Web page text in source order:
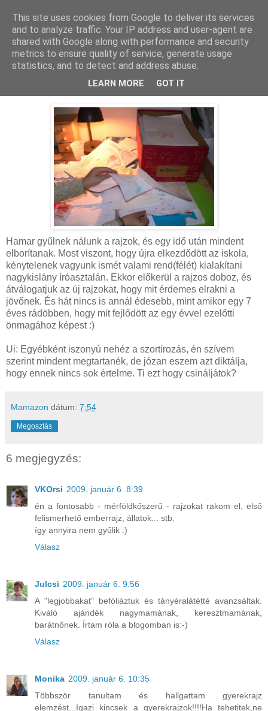
MAMAZON
2009. január 6., kedd
Pár gyerekrajz . . .
Hamar gyűlnek nálunk a rajzok, és egy idő után mindent
elborítanak. Most viszont, hogy újra elkezdődött az iskola,
kénytelenek vagyunk ismét valami rend(félét) kialakítani
nagykislány íróasztalán. Ekkor előkerül a rajzos doboz, és
átválogatjuk az új rajzokat, hogy mit érdemes elrakni a
jövőnek. És hát nincs is annál édesebb, mint amikor egy 7
éves rádöbben, hogy mit fejlődött az egy évvel ezelőtti
önmagához képest :)
Ui: Egyébként iszonyú nehéz a szortírozás, én szívem
szerint mindent megtartanék, de józan eszem azt diktálja,
hogy ennek nincs sok értelme. Ti ezt hogy csináljátok?
Mamazon dátum: 7:54
Megosztás
6 megjegyzés:
VKOrsi 2009. január 6. 8:39
én a fontosabb - mérföldkőszerű - rajzokat rakom el, első
felismerhető emberrajz, állatok... stb.
így annyira nem gyűlik :)
Válasz
Julcsi 2009. január 6. 9:56
A "legjobbakat" befóliáztuk és tányéralátétté avanzsáltak.
Kiváló ajándék nagymamának, keresztmamának,
barátnőnek. Írtam róla a blogomban is:-)
Válasz
Monika 2009. január 6. 10:35
Többször tanultam és hallgattam gyerekrajz
elemzést...Igazi kincsek a gyerekrajzok!!!!Ha tehetitek,ne
This site uses cookies from Google to deliver its services
and to analyze traffic. Your IP address and user-agent are
shared with Google along with performance and security
metrics to ensure quality of service, generate usage
statistics, and to detect and address abuse.
LEARN MORE GOT IT